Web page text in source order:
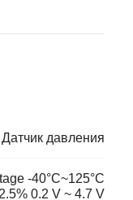
Датчик давления
-40°C~125°C
0.2 V ~ 4.7 V